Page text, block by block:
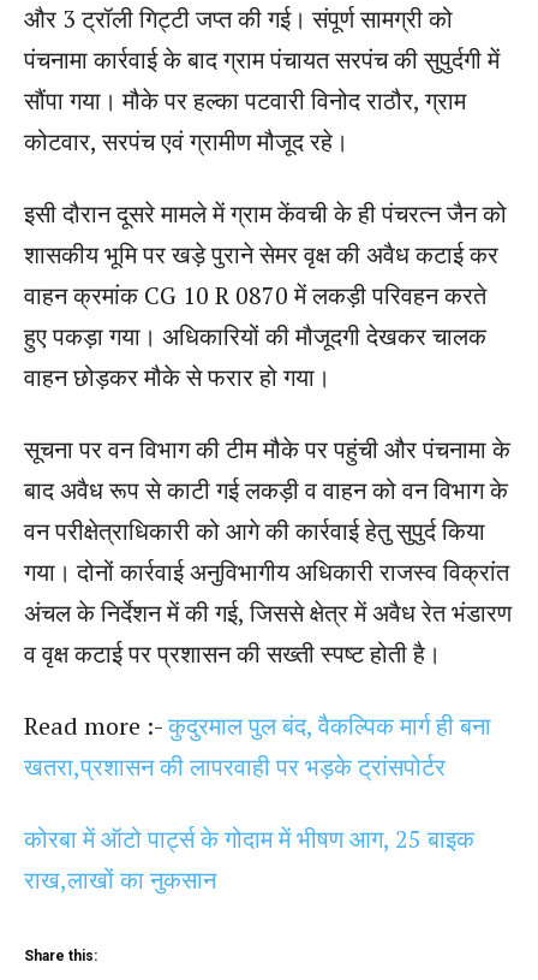
और 3 ट्रॉली गिट्टी जप्त की गई। संपूर्ण सामग्री को
पंचनामा कार्रवाई के बाद ग्राम पंचायत सरपंच की सुपुर्दगी में
सौंपा गया। मौके पर हल्का पटवारी विनोद राठौर, ग्राम
कोटवार, सरपंच एवं ग्रामीण मौजूद रहे।
इसी दौरान दूसरे मामले में ग्राम केंवची के ही पंचरत्न जैन को
शासकीय भूमि पर खड़े पुराने सेमर वृक्ष की अवैध कटाई कर
वाहन क्रमांक CG 10 R 0870 में लकड़ी परिवहन करते
हुए पकड़ा गया। अधिकारियों की मौजूदगी देखकर चालक
वाहन छोड़कर मौके से फरार हो गया।
सूचना पर वन विभाग की टीम मौके पर पहुंची और पंचनामा के
बाद अवैध रूप से काटी गई लकड़ी व वाहन को वन विभाग के
वन परीक्षेत्राधिकारी को आगे की कार्रवाई हेतु सुपुर्द किया
गया। दोनों कार्रवाई अनुविभागीय अधिकारी राजस्व विक्रांत
अंचल के निर्देशन में की गई, जिससे क्षेत्र में अवैध रेत भंडारण
व वृक्ष कटाई पर प्रशासन की सख्ती स्पष्ट होती है।
Read more :-कुदुरमाल पुल बंद, वैकल्पिक मार्ग ही बना
खतरा,प्रशासन की लापरवाही पर भड़के ट्रांसपोर्टर
कोरबा में ऑटो पार्ट्स के गोदाम में भीषण आग, 25 बाइक
राख,लाखों का नुकसान
Share this: